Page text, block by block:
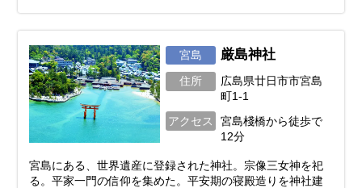
宮島 厳島神社
住所
広島県廿日市市宮島
町1-1
アクセス
宮島棧橋から徒歩で
12分
宮島にある、世界遺産に登録された神社。宗像三女神を祀
る。平家一門の信仰を集めた。平安期の寝殿造りを神社建